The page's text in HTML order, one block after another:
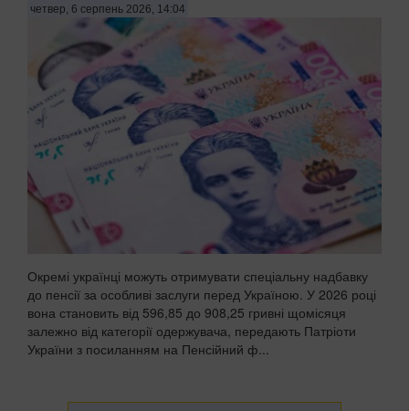
передають Патріоти України з посиланням на легітимну
Маріупольську міську раду. . "У тимчасо...
четвер, 6 серпень 2026, 14:04
Окремі українці можуть отримувати спеціальну надбавку
до пенсії за особливі заслуги перед Україною. У 2026 році
вона становить від 596,85 до 908,25 гривні щомісяця
залежно від категорії одержувача, передають Патріоти
України з посиланням на Пенсійний ф...